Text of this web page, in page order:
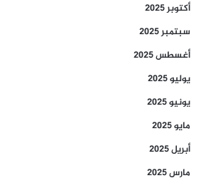
أكتوبر 2025
سبتمبر 2025
أغسطس 2025
يوليو 2025
يونيو 2025
مايو 2025
أبريل 2025
مارس 2025